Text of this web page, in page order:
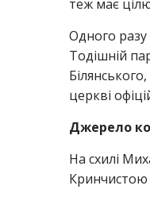
теж має
Одного разу
Тодішній
церкві
Джерело
На схилі